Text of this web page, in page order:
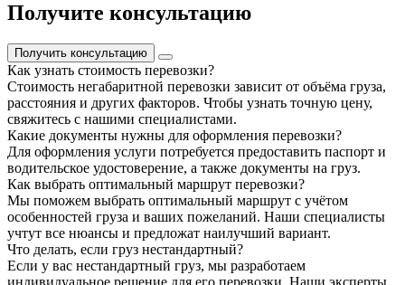
Получите консультацию
Получить консультацию
Как узнать стоимость перевозки?
Стоимость негабаритной перевозки зависит от объёма груза,
расстояния и других факторов. Чтобы узнать точную цену,
свяжитесь с нашими специалистами.
Какие документы нужны для оформления перевозки?
Для оформления услуги потребуется предоставить паспорт и
водительское удостоверение, а также документы на груз.
Как выбрать оптимальный маршрут перевозки?
Мы поможем выбрать оптимальный маршрут с учётом
особенностей груза и ваших пожеланий. Наши специалисты
учтут все нюансы и предложат наилучший вариант.
Что делать, если груз нестандартный?
Если у вас нестандартный груз, мы разработаем
индивидуальное решение для его перевозки. Наши эксперты